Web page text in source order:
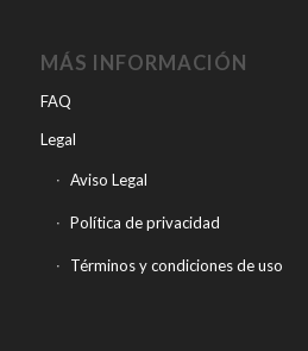
MÁS INFORMACIÓN
FAQ
Legal
Aviso Legal
Política de privacidad
Términos y condiciones de uso